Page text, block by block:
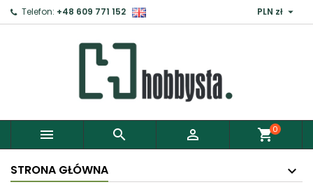
Telefon: +48 609 771 152 PLN zł 
   shopping_cart0
STRONA GŁÓWNA